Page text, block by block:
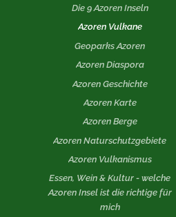
Die 9 Azoren Inseln
Azoren Vulkane
Geoparks Azoren
Azoren Diaspora
Azoren Geschichte
Azoren Karte
Azoren Berge
Azoren Naturschutzgebiete
Azoren Vulkanismus
Essen, Wein & Kultur - welche
Azoren Insel ist die richtige für
mich